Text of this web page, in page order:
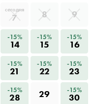
сегодня
7 8 9
-15%
14
-15%
15
-15%
16
-15%
21
-15%
22
-15%
23
-15%
28 29 -15%
30